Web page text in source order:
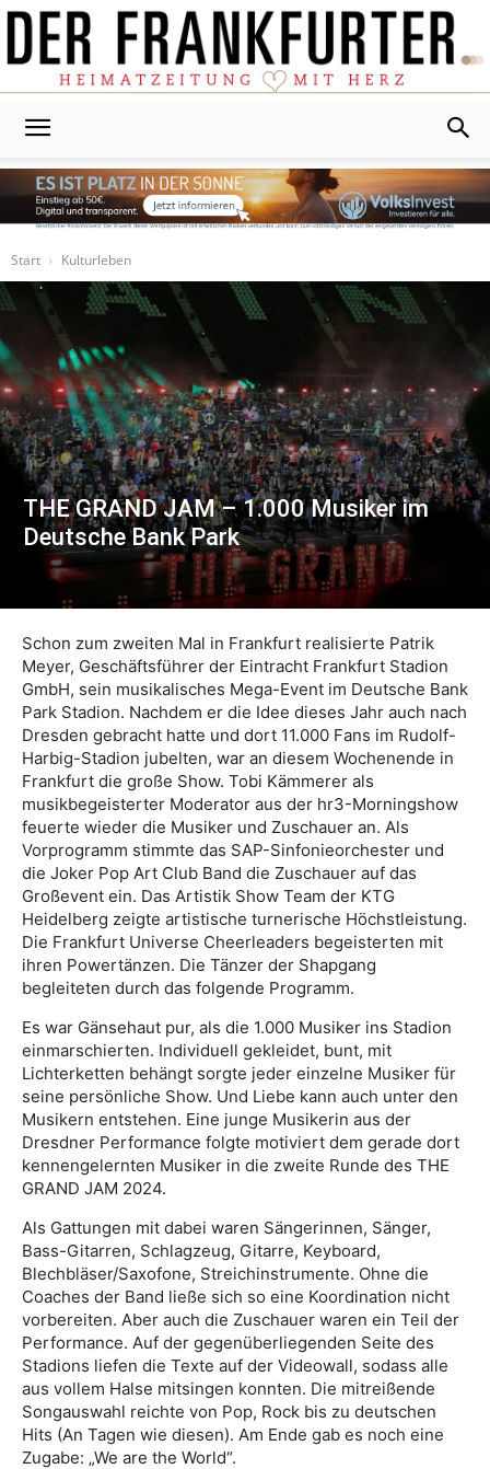
Start
Kulturleben
THE GRAND JAM – 1.000 Musiker im
Deutsche Bank Park
Schon zum zweiten Mal in Frankfurt realisierte Patrik
Meyer, Geschäftsführer der Eintracht Frankfurt Stadion
GmbH, sein musikalisches Mega-Event im Deutsche Bank
Park Stadion. Nachdem er die Idee dieses Jahr auch nach
Dresden gebracht hatte und dort 11.000 Fans im Rudolf-
Harbig-Stadion jubelten, war an diesem Wochenende in
Frankfurt die große Show. Tobi Kämmerer als
musikbegeisterter Moderator aus der hr3-Morningshow
feuerte wieder die Musiker und Zuschauer an. Als
Vorprogramm stimmte das SAP-Sinfonieorchester und
die Joker Pop Art Club Band die Zuschauer auf das
Großevent ein. Das Artistik Show Team der KTG
Heidelberg zeigte artistische turnerische Höchstleistung.
Die Frankfurt Universe Cheerleaders begeisterten mit
ihren Powertänzen. Die Tänzer der Shapgang
begleiteten durch das folgende Programm.
Es war Gänsehaut pur, als die 1.000 Musiker ins Stadion
einmarschierten. Individuell gekleidet, bunt, mit
Lichterketten behängt sorgte jeder einzelne Musiker für
seine persönliche Show. Und Liebe kann auch unter den
Musikern entstehen. Eine junge Musikerin aus der
Dresdner Performance folgte motiviert dem gerade dort
kennengelernten Musiker in die zweite Runde des THE
GRAND JAM 2024.
Als Gattungen mit dabei waren Sängerinnen, Sänger,
Bass-Gitarren, Schlagzeug, Gitarre, Keyboard,
Blechbläser/Saxofone, Streichinstrumente. Ohne die
Coaches der Band ließe sich so eine Koordination nicht
vorbereiten. Aber auch die Zuschauer waren ein Teil der
Performance. Auf der gegenüberliegenden Seite des
Stadions liefen die Texte auf der Videowall, sodass alle
aus vollem Halse mitsingen konnten. Die mitreißende
Songauswahl reichte von Pop, Rock bis zu deutschen
Hits (An Tagen wie diesen). Am Ende gab es noch eine
Zugabe: „We are the World“.